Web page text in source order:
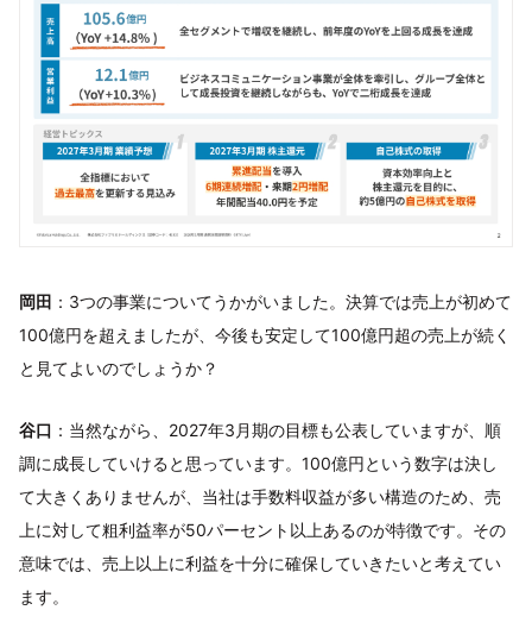
岡田 ：3つの事業についてうかがいました。決算では売上が初めて
100億円を超えましたが、今後も安定して100億円超の売上が続く
と見てよいのでしょうか？
谷口 ：当然ながら、2027年3月期の目標も公表していますが、順
調に成長していけると思っています。100億円という数字は決し
て大きくありませんが、当社は手数料収益が多い構造のため、売
上に対して粗利益率が50パーセント以上あるのが特徴です。その
意味では、売上以上に利益を十分に確保していきたいと考えてい
ます。